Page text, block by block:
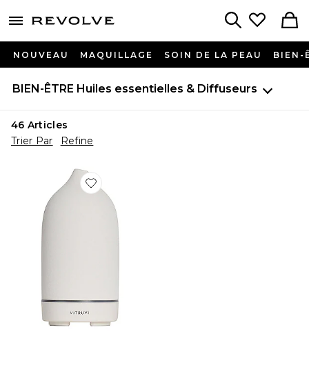
menu - shows more content
NOUVEAU MAQUILLAGE SOIN DE LA PEAU BIEN-
BIEN-ÊTRE Huiles essentielles & Diffuseurs
46 Articles
Trier Par
Refine
Favorite DIFFUSEUR D'HUILE WHITE STONE